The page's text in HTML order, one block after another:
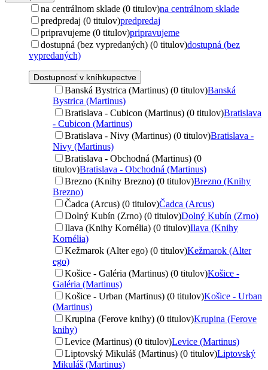
na centrálnom sklade (0 titulov)na centrálnom sklade
predpredaj (0 titulov)predpredaj
pripravujeme (0 titulov)pripravujeme
dostupná (bez vypredaných) (0 titulov)dostupná (bez
vypredaných)
Dostupnosť v kníhkupectve
Banská Bystrica (Martinus) (0 titulov)Banská
Bystrica (Martinus)
Bratislava - Cubicon (Martinus) (0 titulov)Bratislava
- Cubicon (Martinus)
Bratislava - Nivy (Martinus) (0 titulov)Bratislava -
Nivy (Martinus)
Bratislava - Obchodná (Martinus) (0
titulov)Bratislava - Obchodná (Martinus)
Brezno (Knihy Brezno) (0 titulov)Brezno (Knihy
Brezno)
Čadca (Arcus) (0 titulov)Čadca (Arcus)
Dolný Kubín (Zrno) (0 titulov)Dolný Kubín (Zrno)
Ilava (Knihy Kornélia) (0 titulov)Ilava (Knihy
Kornélia)
Kežmarok (Alter ego) (0 titulov)Kežmarok (Alter
ego)
Košice - Galéria (Martinus) (0 titulov)Košice -
Galéria (Martinus)
Košice - Urban (Martinus) (0 titulov)Košice - Urban
(Martinus)
Krupina (Ferove knihy) (0 titulov)Krupina (Ferove
knihy)
Levice (Martinus) (0 titulov)Levice (Martinus)
Liptovský Mikuláš (Martinus) (0 titulov)Liptovský
Mikuláš (Martinus)